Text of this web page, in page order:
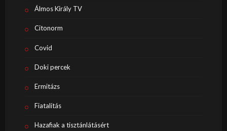
Álmos Király TV
Citonorm
Covid
Doki percek
Ermitázs
Fiatalítás
Hazafiak a tisztánlátásért